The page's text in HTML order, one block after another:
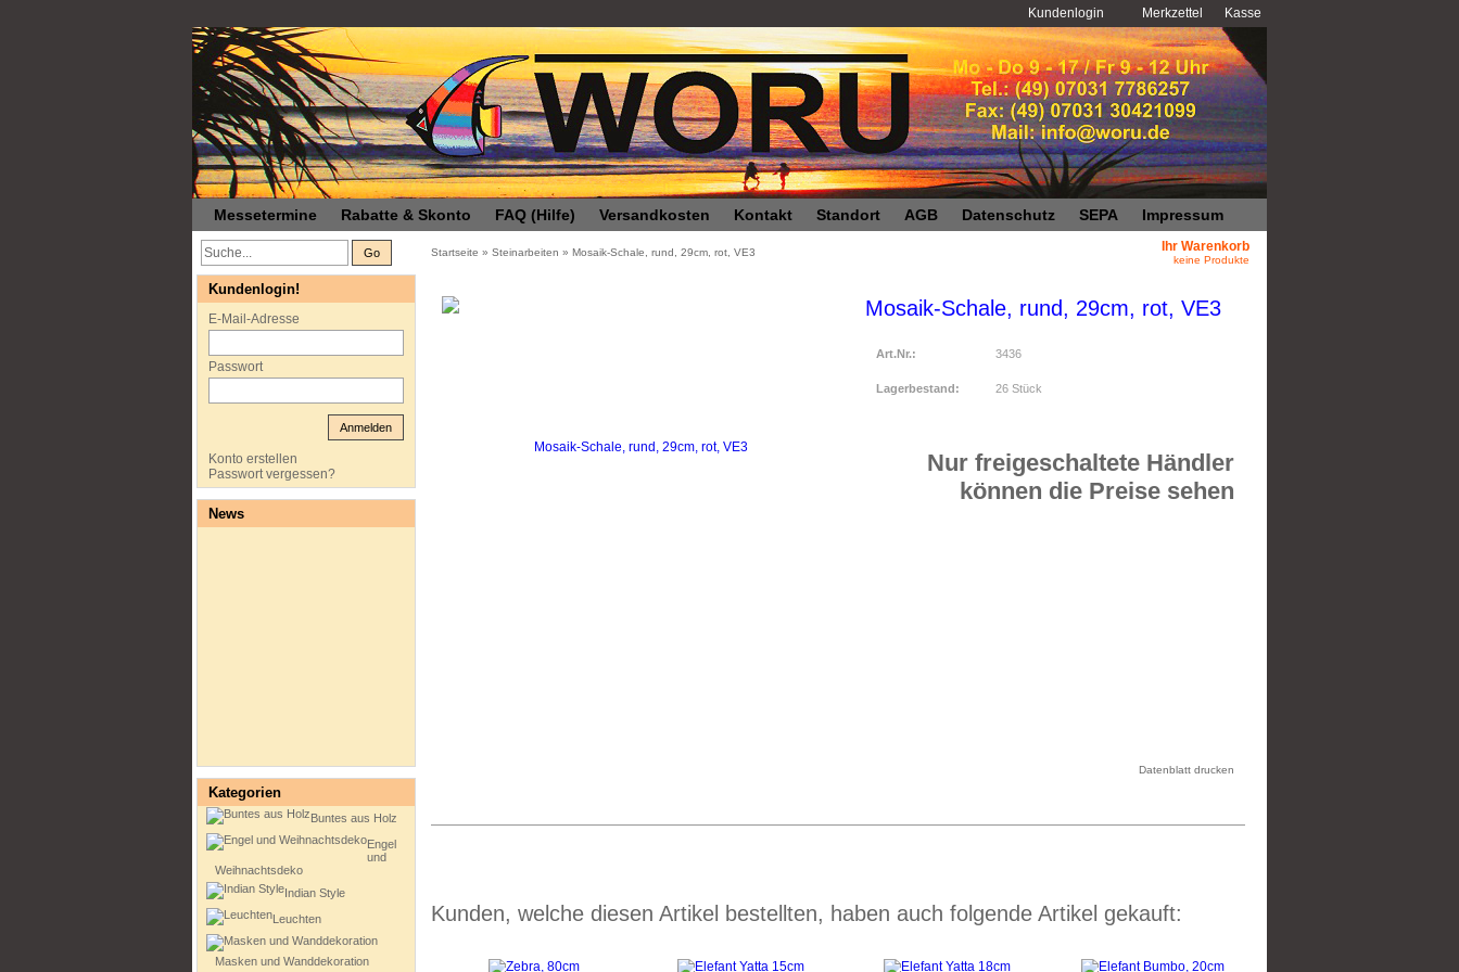
Kundenlogin Merkzettel Kasse
Messetermine Rabatte & Skonto FAQ (Hilfe) Versandkosten Kontakt Standort AGB Datenschutz SEPA Impressum
Go Startseite » Steinarbeiten » Mosaik-Schale, rund, 29cm, rot, VE3 Ihr Warenkorb
keine Produkte
Mosaik-Schale, rund, 29cm, rot, VE3
Art.Nr.: 3436
Lagerbestand: 26 Stück
Nur freigeschaltete Händler
können die Preise sehen
Datenblatt drucken
Kunden, welche diesen Artikel bestellten, haben auch folgende Artikel gekauft:
Kundenlogin!
E-Mail-Adresse
Passwort
Anmelden
Konto erstellen
Passwort vergessen?
News
Kategorien
Buntes aus Holz
Engel
und
Weihnachtsdeko
Indian Style
Leuchten
Masken und Wanddekoration